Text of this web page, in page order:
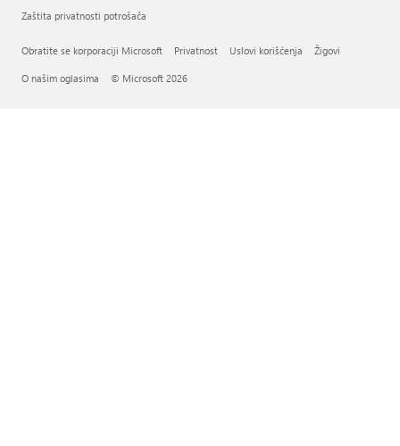
Zaštita privatnosti potrošača
Obratite se korporaciji Microsoft Privatnost Uslovi korišćenja Žigovi
O našim oglasima © Microsoft 2026